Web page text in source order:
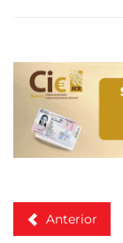
Anterior